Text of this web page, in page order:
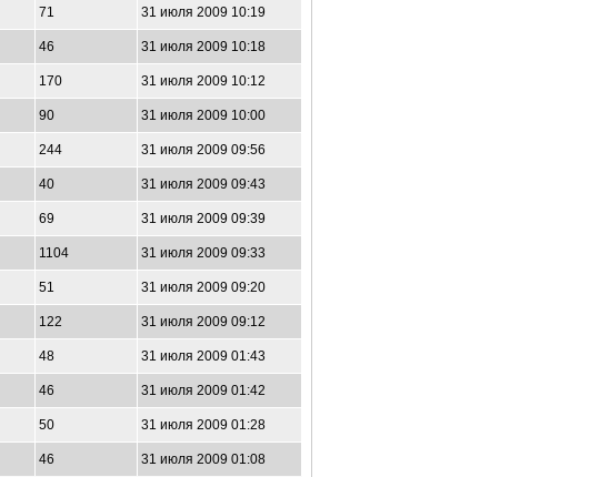
71 31 июля 2009 10:19
46 31 июля 2009 10:18
170 31 июля 2009 10:12
90 31 июля 2009 10:00
244 31 июля 2009 09:56
40 31 июля 2009 09:43
69 31 июля 2009 09:39
1104 31 июля 2009 09:33
51 31 июля 2009 09:20
122 31 июля 2009 09:12
48 31 июля 2009 01:43
46 31 июля 2009 01:42
50 31 июля 2009 01:28
46 31 июля 2009 01:08